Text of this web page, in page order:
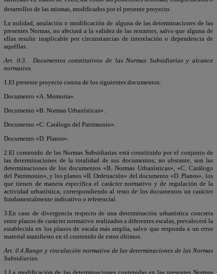
desarrollos de las mismas, modificados por el presente proyecto.
La nulidad, anulación o modificación de alguna de las determinaciones de las
presentes Normas, no afectará a la validez de las restantes, salvo que alguna de
ellas resulte inaplicable por circunstancias de interelación o dependencia de
aquéllas.
Art. 0.3. Documentos constitutivos de las Normas Subsidiarias y alcance
normativo.
1.El presente proyecto consta de los siguientes documentos:
Documento «A. Memoria».
Documento «B. Normas Urbanísticas».
Documento «C. Catálogo del Patrimonio».
Documento «D. Planos».
2.El contenido de las Normas Subsidiarias está constituido por el conjunto de
las determinaciones de la totalidad de sus documentos; no obstante, son las
determinaciones de los documentos «B. Normas Urbanísticas», «C. Catálogo
del Patrimonio», y los planos «II. Ordenación» del documento «D. Planos», los
que tienen de manera específica el carácter normativo y de regulación de la
actividad urbanística, correspondiendo al resto de los documentos un carácter
fundamentalmente indicativo o referencial.
3.En caso de divergencia respecto de una determinación urbanística concreta
entre planos de carácter normativo realizados a diferentes escalas, prevalecerá la
establecida en los planos de escala más amplia, salvo que responda a un error
material manifiesto en el contenido de estos últimos.
Art. 0.4.Rango y vinculación normativa de las determinaciones de las Normas
Subsidiarias.
1.La modificación de las determinaciones contenidas en las presentes Normas